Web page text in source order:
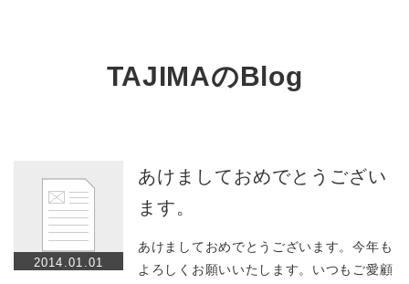
TAJIMAのBlog
2014.01.01
あけましておめでとうござい
ます。
あけましておめでとうございます。今年も
よろしくお願いいたします。いつもご愛顧